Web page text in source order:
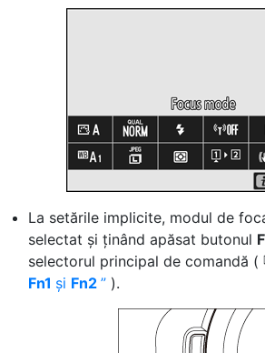
La setările implicite, modul de
selectat și ținând apăsat butonul
selectorul principal de comandă (
Fn1 și Fn2 ).